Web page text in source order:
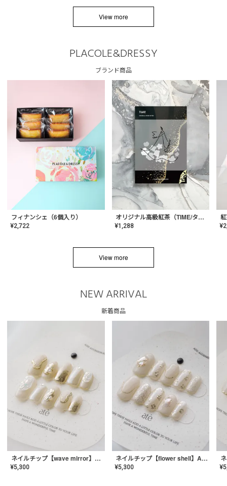
View more
PLACOLE&DRESSY
ブランド商品
フィナンシェ（6個入り）
¥2,722
オリジナル高級紅茶（TIME/タイム）【ギフト/プチギフト/プレゼント/内祝い/結婚式/オリジナル配合/高品質/ハーブティー/茶葉/記念日/お返し/手土産/美容/おしゃれ】
¥1,288 ¥
View more
NEW ARRIVAL
新着商品
ネイルチップ【wave mirror】AE-CONA-04
¥5,300
ネイルチップ【flower shell】AE-CONA-03
¥5,300 ¥